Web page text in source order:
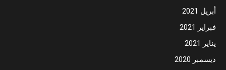
أبريل 2021
فبراير 2021
يناير 2021
ديسمبر 2020